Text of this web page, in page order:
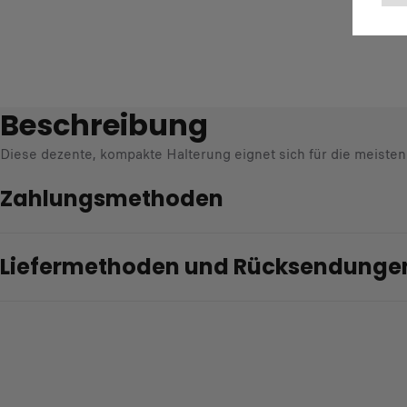
Beschreibung
Diese dezente, kompakte Halterung eignet sich für die
Zahlungsmethoden
Liefermethoden und